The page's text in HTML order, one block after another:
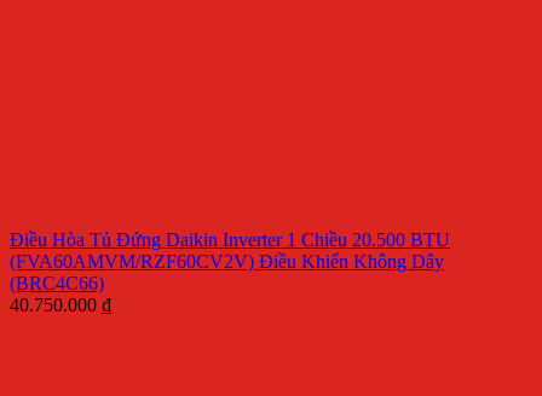
Điều Hòa Tủ Đứng Daikin Inverter 1 Chiều 20.500 BTU
(FVA60AMVM/RZF60CV2V) Điều Khiển Không Dây
(BRC4C66)
40.750.000 ₫